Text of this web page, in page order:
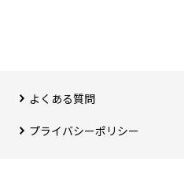
よくある質問
プライバシーポリシー